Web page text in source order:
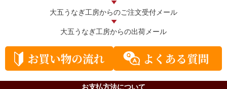
大五うなぎ工房からのご注文受付メール
大五うなぎ工房からの出荷メール
お支払方法について